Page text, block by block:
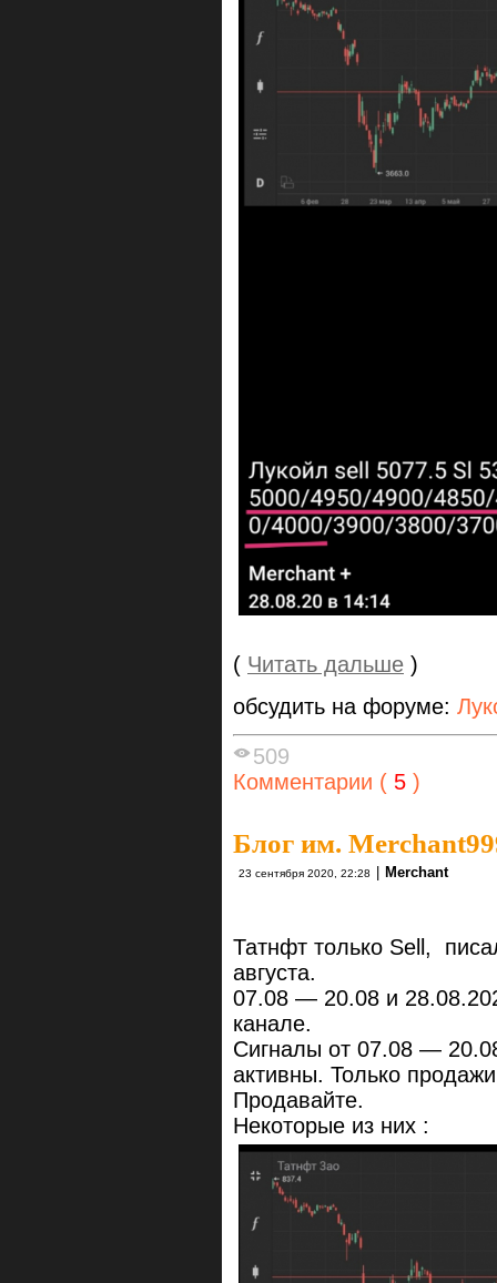
( Читать дальше )
обсудить на форуме:
509
Комментарии ( 5 )
Блог им.
23 сентября 2020, 22:28 | Merchant
Татнфт только Sell,
августа.
07.08 — 20.08 и
канале.
Сигналы от 07.08 —
активны. Только
Продавайте.
Некоторые из них :